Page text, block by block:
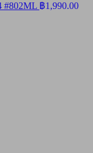
#802ML ฿1,990.00